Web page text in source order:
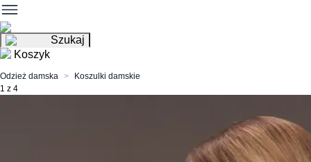
Szukaj
Koszyk
Odzież damska
Koszulki damskie
1 z 4